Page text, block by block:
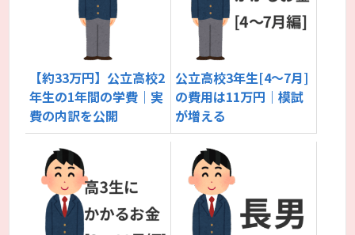
【約33万円】公立高校2
年生の1年間の学費｜実
費の内訳を公開
公立高校3年生[4～7月]
の費用は11万円｜模試
が増える